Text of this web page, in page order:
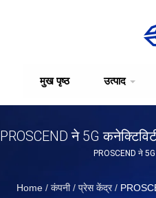
मुख पृष्ठ उत्पाद
PROSCEND ने 5G
PROSCEND ने
Home / कंपनी / प्रेस केंद्र /